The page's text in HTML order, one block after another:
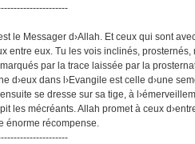
le Messager d›Allah. Et ceux qui sont
entre eux. Tu les vois inclinés,
par la trace laissée par la
d›eux dans l›Evangile est celle d›une
se dresse sur sa tige, à
les mécréants. Allah promet à ceux
énorme récompense.